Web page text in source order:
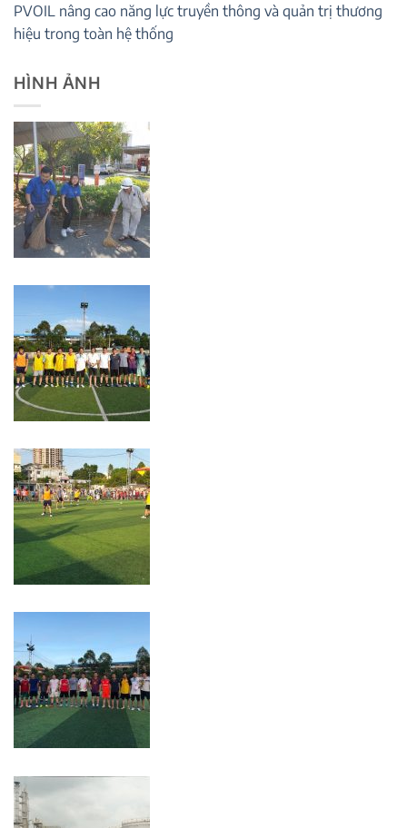
PVOIL nâng cao năng lực truyền thông và quản trị thương
hiệu trong toàn hệ thống
HÌNH ẢNH